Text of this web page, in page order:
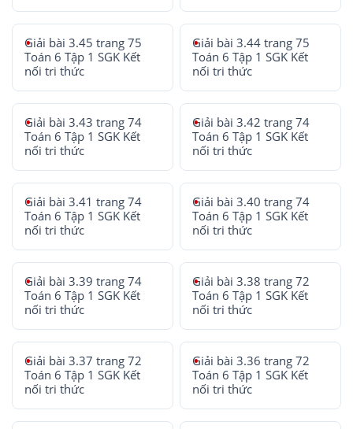
Giải bài 3.45 trang 75
Toán 6 Tập 1 SGK Kết
nối tri thức
Giải bài 3.44 trang 75
Toán 6 Tập 1 SGK Kết
nối tri thức
Giải bài 3.43 trang 74
Toán 6 Tập 1 SGK Kết
nối tri thức
Giải bài 3.42 trang 74
Toán 6 Tập 1 SGK Kết
nối tri thức
Giải bài 3.41 trang 74
Toán 6 Tập 1 SGK Kết
nối tri thức
Giải bài 3.40 trang 74
Toán 6 Tập 1 SGK Kết
nối tri thức
Giải bài 3.39 trang 74
Toán 6 Tập 1 SGK Kết
nối tri thức
Giải bài 3.38 trang 72
Toán 6 Tập 1 SGK Kết
nối tri thức
Giải bài 3.37 trang 72
Toán 6 Tập 1 SGK Kết
nối tri thức
Giải bài 3.36 trang 72
Toán 6 Tập 1 SGK Kết
nối tri thức